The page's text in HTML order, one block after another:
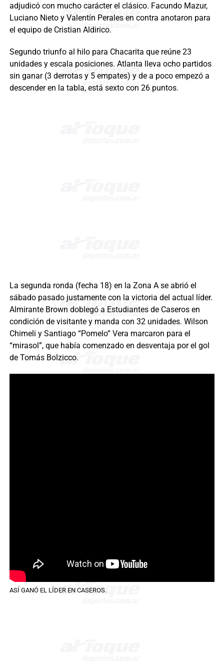
adjudicó con mucho carácter el clásico. Facundo Mazur,
Luciano Nieto y Valentín Perales en contra anotaron para
el equipo de Cristian Aldirico.
Segundo triunfo al hilo para Chacarita que reúne 23
unidades y escala posiciones. Atlanta lleva ocho partidos
sin ganar (3 derrotas y 5 empates) y de a poco empezó a
descender en la tabla, está sexto con 26 puntos.
La segunda ronda (fecha 18) en la Zona A se abrió el
sábado pasado justamente con la victoria del actual líder.
Almirante Brown doblegó a Estudiantes de Caseros en
condición de visitante y manda con 32 unidades. Wilson
Chimeli y Santiago “Pomelo” Vera marcaron para el
“mirasol”, que había comenzado en desventaja por el gol
de Tomás Bolzicco.
ASÍ GANÓ EL LÍDER EN CASEROS.